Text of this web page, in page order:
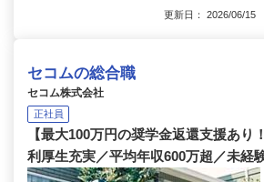
更新日： 2026/06/
セコムの総合職
セコム株式会社
正社員
【最大100万円の奨学金返還支援あり
利厚生充実／平均年収600万超／未経